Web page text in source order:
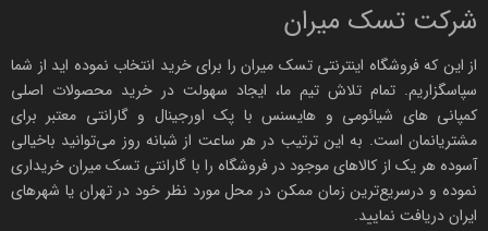
Poco
X7 Pro
میان‌رده
قدرتمند
Dimensity
8400 Ultra
OLED
1.5K /
6000
mAh
شرکت تسک میران
از این که فروشگاه اینترنتیتسک میران را برای خرید انتخاب نموده اید از شما
سپاسگزاریم. تمام تلاش تیم ما، ایجاد سهولت در خرید محصولات اصلی
کمپانی های شیائومی و هایسنس با پک اورجینال وگارانتی معتبر برای
مشتریانمان است. به این ترتیب در هر ساعت از شبانه روز می‌توانید باخیالی
آسوده هر یک از کالاهای موجود در فروشگاه را با گارانتی تسک میرانخریداری
نموده و درسریع‌ترین زمان ممکن در محل مورد نظر خود در تهران یا شهرهای
ایران دریافت نمایید.